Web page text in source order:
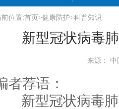
前位置:首页 >健康防护>科普知识
新型冠状病毒
来源： 中
者荐语：
新型冠状病毒